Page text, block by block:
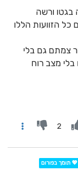
ורשה
כל הזוועות הללו
צמתם גם בלי
מצב רוח
2
💖 תומך בפורום